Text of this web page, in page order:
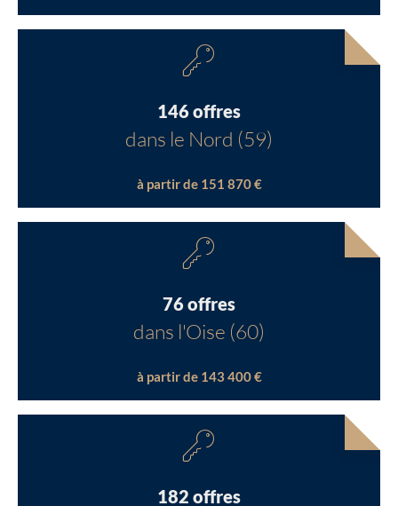
146 offres
dans le Nord (59)
à partir de 151 870 €
76 offres
dans l'Oise (60)
à partir de 143 400 €
182 offres